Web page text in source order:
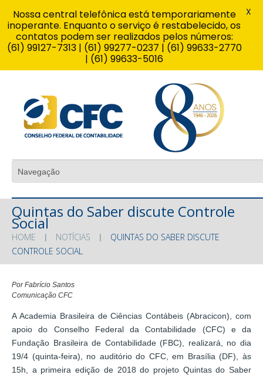
Quintas do Saber discute Controle
Social
HOME NOTÍCIAS
QUINTAS DO SABER DISCUTE
CONTROLE SOCIAL
Por Fabrício Santos
Comunicação CFC
A Academia Brasileira de Ciências Contábeis (Abracicon), com
apoio do Conselho Federal da Contabilidade (CFC) e da
Fundação Brasileira de Contabilidade (FBC), realizará, no dia
19/4 (quinta-feira), no auditório do CFC, em Brasília (DF), às
15h, a primeira edição de 2018 do projeto Quintas do Saber
Nossa central telefônica está temporariamente
inoperante. Enquanto o serviço é restabelecido, os
contatos podem ser realizados pelos números:
(61) 99127-7313 | (61) 99277-0237 | (61) 99633-2770
| (61) 99633-5016
X